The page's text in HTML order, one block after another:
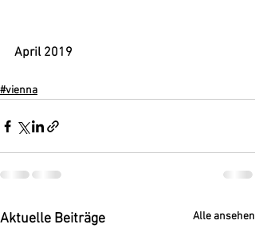
April 2019
#vienna
Aktuelle Beiträge Alle ansehen